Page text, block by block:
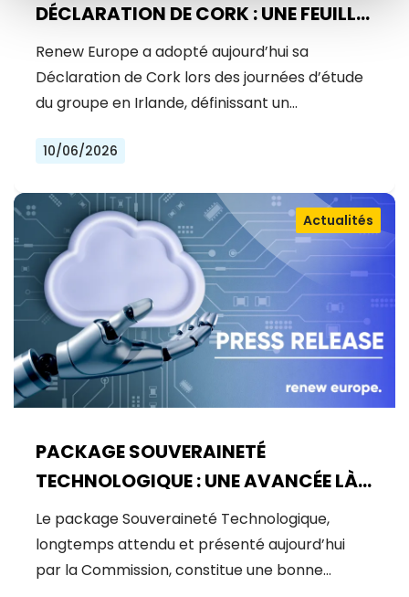
DÉCLARATION DE CORK : UNE FEUILLE
DE ROUTE POUR LA PROSPÉRITÉ, LA
SÉCURITÉ ET LA RÉFORME
Renew Europe a adopté aujourd’hui sa
Déclaration de Cork lors des journées d’étude
du groupe en Irlande, définissant un…
10/06/2026
PACKAGE SOUVERAINETÉ
TECHNOLOGIQUE : UNE AVANCÉE LÀ
OÙ UN BOND ÉTAIT NÉCESSAIRE
Actualités
Le package Souveraineté Technologique,
longtemps attendu et présenté aujourd’hui
par la Commission, constitue une bonne…